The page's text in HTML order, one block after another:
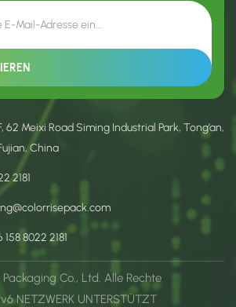
62 Meixi Road Siming Industrial Park, Tong’an,
China
2181
158 8022 2181
Co., Ltd. Alle Rechte
NETZWERK UNTERSTÜTZT